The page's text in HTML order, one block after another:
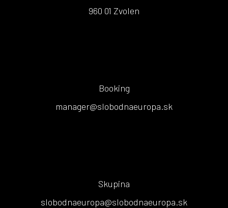
960 01 Zvolen
Booking
manager@slobodnaeuropa.sk
Skupina
slobodnaeuropa@slobodnaeuropa.sk